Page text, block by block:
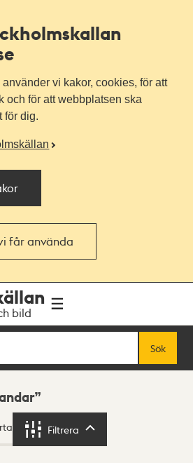
vi kakor, cookies, för att
och för att webbplatsen ska
för dig.
får använda
bild
Sök
Filtrera